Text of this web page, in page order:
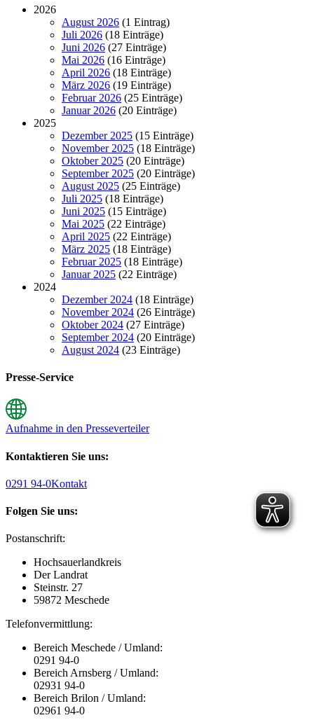
2026
August 2026 (1 Eintrag)
Juli 2026 (18 Einträge)
Juni 2026 (27 Einträge)
Mai 2026 (16 Einträge)
April 2026 (18 Einträge)
März 2026 (19 Einträge)
Februar 2026 (25 Einträge)
Januar 2026 (20 Einträge)
2025
Dezember 2025 (15 Einträge)
November 2025 (18 Einträge)
Oktober 2025 (20 Einträge)
September 2025 (20 Einträge)
August 2025 (25 Einträge)
Juli 2025 (18 Einträge)
Juni 2025 (15 Einträge)
Mai 2025 (22 Einträge)
April 2025 (22 Einträge)
März 2025 (18 Einträge)
Februar 2025 (18 Einträge)
Januar 2025 (22 Einträge)
2024
Dezember 2024 (18 Einträge)
November 2024 (26 Einträge)
Oktober 2024 (27 Einträge)
September 2024 (20 Einträge)
August 2024 (23 Einträge)
Presse-Service
Aufnahme in den Presseverteiler
Kontaktieren Sie uns:
0291 94-0Kontakt
Folgen Sie uns:
Postanschrift:
Hochsauerlandkreis
Der Landrat
Steinstr. 27
59872 Meschede
Telefonvermittlung:
Bereich Meschede / Umland:
0291 94-0
Bereich Arnsberg / Umland:
02931 94-0
Bereich Brilon / Umland:
02961 94-0